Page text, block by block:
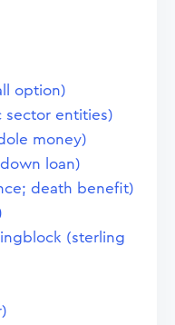
option)
sector entities)
money)
loan)
death benefit)
(sterling